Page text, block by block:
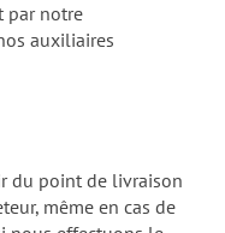
par notre
auxiliaires
du point de livraison
même en cas de